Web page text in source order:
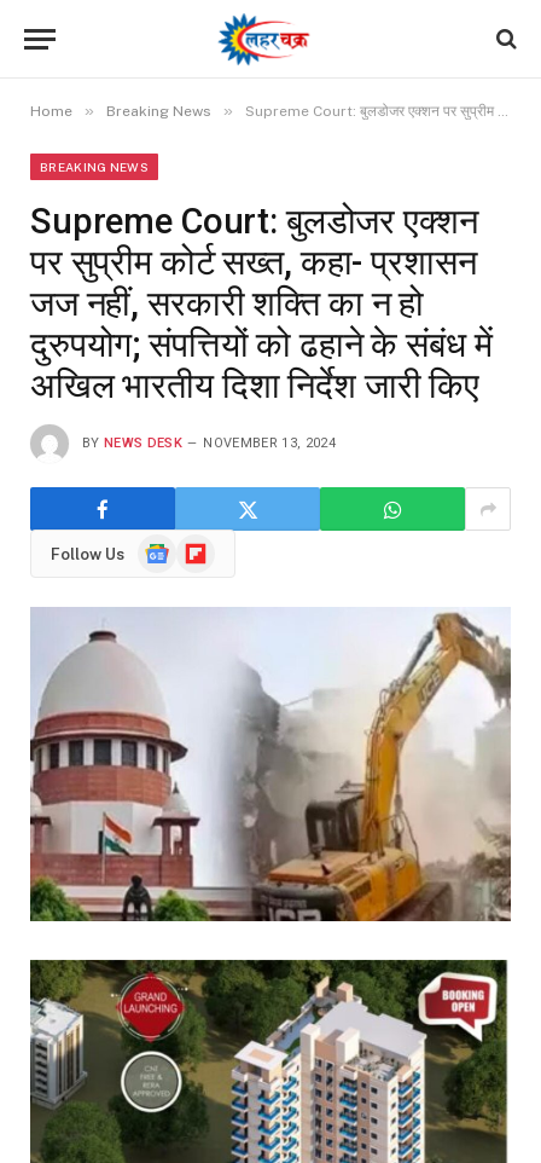
Home » Breaking News » Supreme Court: बुलडोजर एक्शन पर सुप्रीम कोर्ट सख्त, कहा- प्रशासन जज नहीं, सरकारी शक्ति का न हो दुरुपयोग; संपत्तियों को ढहाने के संबंध में अखिल भारतीय दिशा निर्देश जारी किए
BREAKING NEWS
Supreme Court: बुलडोजर एक्शन
पर सुप्रीम कोर्ट सख्त, कहा- प्रशासन
जज नहीं, सरकारी शक्ति का न हो
दुरुपयोग; संपत्तियों को ढहाने के संबंध में
अखिल भारतीय दिशा निर्देश जारी किए
BY NEWS DESK NOVEMBER 13, 2024
Follow Us
GoogleFlipboard